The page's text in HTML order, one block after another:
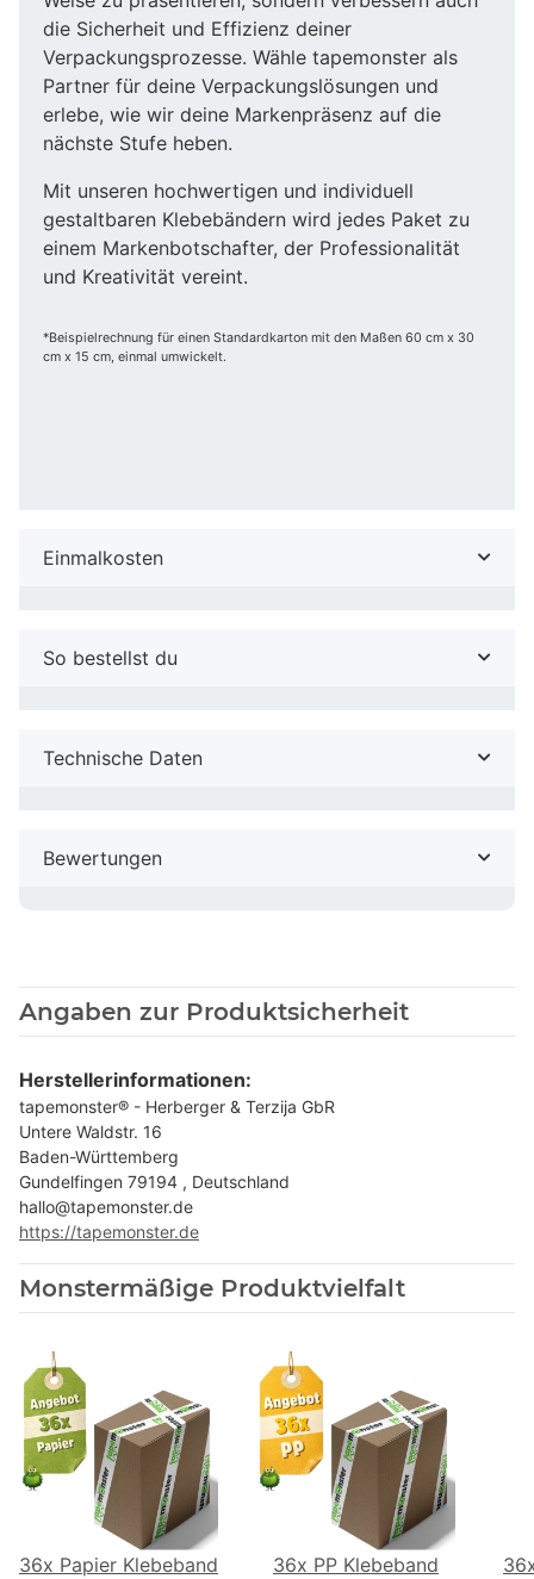
die Sicherheit und Effizienz deiner
Verpackungsprozesse. Wähle tapemonster als
Partner für deine Verpackungslösungen und
erlebe, wie wir deine Markenpräsenz auf die
nächste Stufe heben.
Mit unseren hochwertigen und individuell
gestaltbaren Klebebändern wird jedes Paket zu
einem Markenbotschafter, der Professionalität
und Kreativität vereint.
*Beispielrechnung für einen Standardkarton mit den Maßen 60 cm x 30
cm x 15 cm, einmal umwickelt.
Einmalkosten
So bestellst du
Technische Daten
Bewertungen
Angaben zur Produktsicherheit
Herstellerinformationen:
tapemonster® - Herberger & Terzija GbR
Untere Waldstr. 16
Baden-Württemberg
Gundelfingen 79194 , Deutschland
hallo@tapemonster.de
https://tapemonster.de
Monstermäßige Produktvielfalt
36x Papier Klebeband
36x PP Klebeband